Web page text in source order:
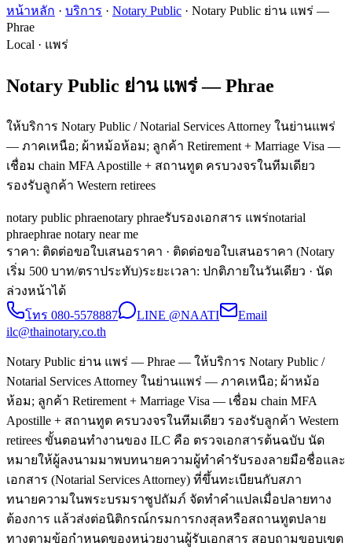
หน้าหลัก · บริการ · Notary Public · Notary Public ย่าน แพร่ —
Phrae
Local · แพร่
Notary Public ย่าน แพร่ — Phrae
ให้บริการ Notary Public / Notarial Services Attorney ในย่านแพร่
— ภาคเหนือ; ผ้าหม้อห้อม; ลูกค้า Retirement + Marriage Visa —
เชื่อม chain MFA Apostille + สถานทูต ครบวงจรในทีมเดียว
รองรับลูกค้า Western retirees
notary public phraenotary phraeรับรองเอกสาร แพร่notarial
phraephrae notary near me
ราคา: ติดต่อขอใบเสนอราคา · ติดต่อขอใบเสนอราคา (Notary
เริ่ม 500 บาท/ตราประทับ)ระยะเวลา: ปกติภายในวันเดียว · นัด
ล่วงหน้าได้
โทร 080-5578887 LINE @NAATI
Email
ilc@thainotary.co.th
Notary Public ย่าน แพร่ — Phrae — ให้บริการ Notary Public /
Notarial Services Attorney ในย่านแพร่ — ภาคเหนือ; ผ้าหม้อ
ห้อม; ลูกค้า Retirement + Marriage Visa — เชื่อม chain MFA
Apostille + สถานทูต ครบวงจรในทีมเดียว รองรับลูกค้า Western
retirees ขั้นตอนทำงานของ ILC คือ ตรวจเอกสารต้นฉบับ นัด
หมายให้ผู้ลงนามมาพบทนายความผู้ทำคำรับรองลายมือชื่อและ
เอกสาร (Notarial Services Attorney) ที่ขึ้นทะเบียนกับสภา
ทนายความในพระบรมราชูปถัมภ์ จัดทำคำแปลเมื่อปลายทาง
ต้องการ แล้วส่งต่อนิติกรณ์กรมการกงสุลหรือสถานทูตปลาย
ทางตามข้อกำหนดของหน่วยงานผู้รับเอกสาร สอบถามขอบเขต